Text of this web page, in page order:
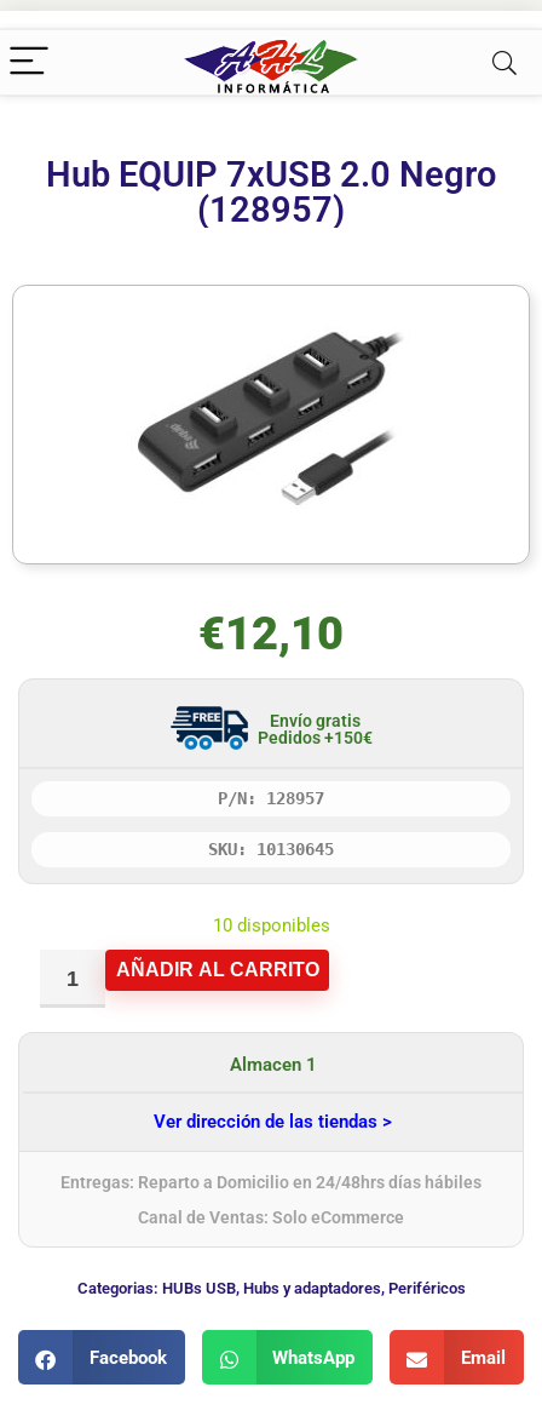
Hub EQUIP 7xUSB 2.0 Negro
(128957)
€12,10
Envío gratis
Pedidos +150€
P/N: 128957
SKU: 10130645
10 disponibles
AÑADIR AL CARRITO
Almacen 1
Ver dirección de las tiendas >
Entregas: Reparto a Domicilio en 24/48hrs días hábiles
Canal de Ventas: Solo eCommerce
Categorias: HUBs USB, Hubs y adaptadores, Periféricos
Facebook WhatsApp Email